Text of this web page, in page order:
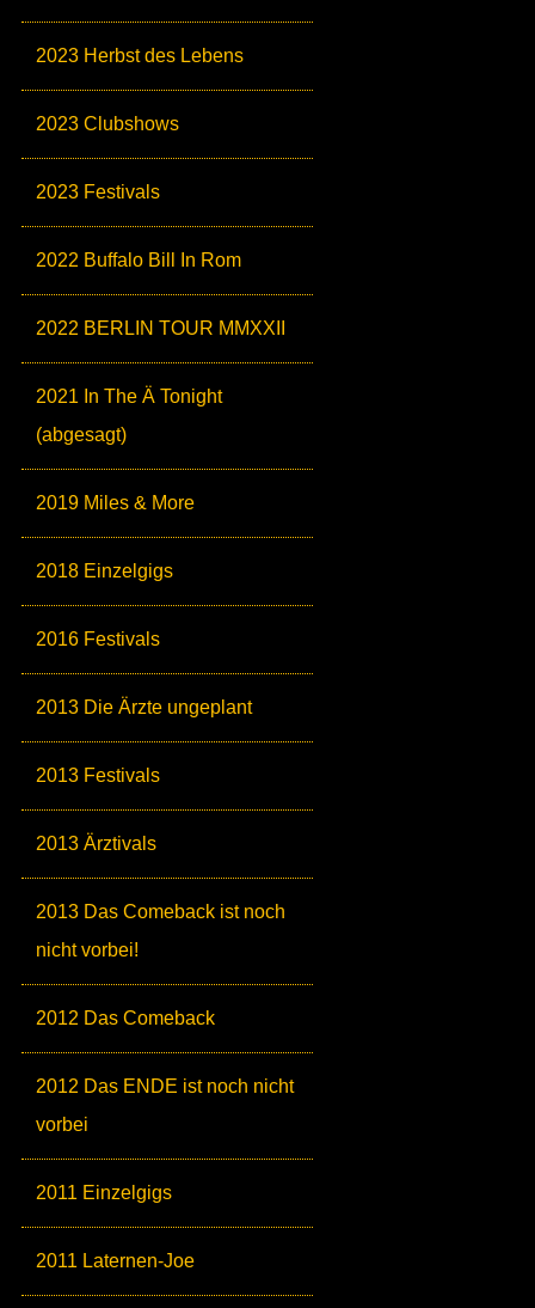
2023 Herbst des Lebens
2023 Clubshows
2023 Festivals
2022 Buffalo Bill In Rom
2022 BERLIN TOUR MMXXII
2021 In The Ä Tonight
(abgesagt)
2019 Miles & More
2018 Einzelgigs
2016 Festivals
2013 Die Ärzte ungeplant
2013 Festivals
2013 Ärztivals
2013 Das Comeback ist noch
nicht vorbei!
2012 Das Comeback
2012 Das ENDE ist noch nicht
vorbei
2011 Einzelgigs
2011 Laternen-Joe